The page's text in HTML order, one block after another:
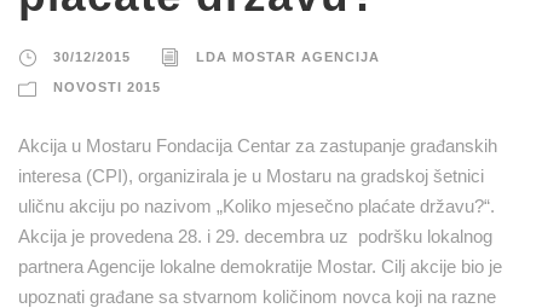
30/12/2015 LDA MOSTAR AGENCIJA
NOVOSTI 2015
Akcija u Mostaru Fondacija Centar za zastupanje građanskih
interesa (CPI), organizirala je u Mostaru na gradskoj šetnici
uličnu akciju po nazivom „Koliko mjesečno plaćate državu?“.
Akcija je provedena 28. i 29. decembra uz podršku lokalnog
partnera Agencije lokalne demokratije Mostar. Cilj akcije bio je
upoznati građane sa stvarnom količinom novca koji na razne